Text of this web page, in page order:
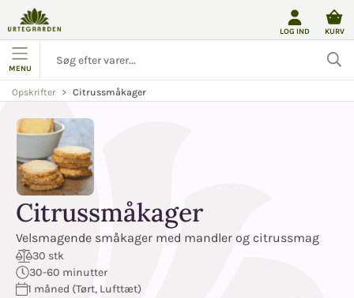
LOG IND KURV
MENU
Opskrifter Citrussmåkager
Citrussmåkager
Velsmagende småkager med mandler og citrussmag
30 stk
30-60 minutter
1 måned (Tørt, Lufttæt)